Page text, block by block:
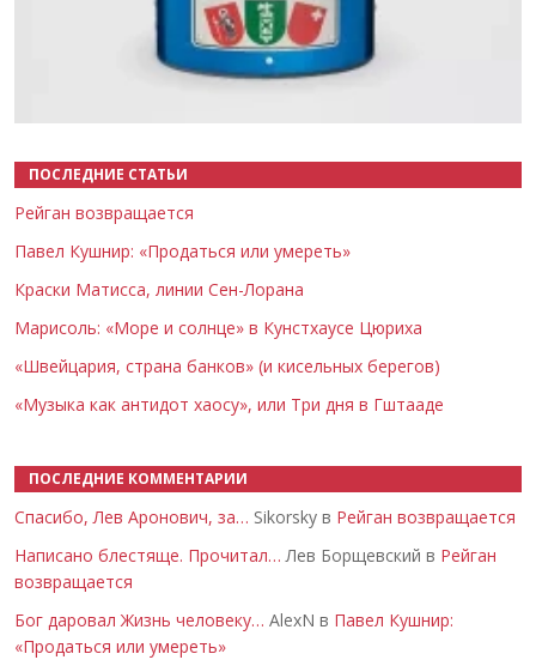
ПОСЛЕДНИЕ СТАТЬИ
Рейган возвращается
Павел Кушнир: «Продаться или умереть»
Краски Матисса, линии Сен-Лорана
Марисоль: «Море и солнце» в Кунстхаусе Цюриха
«Швейцария, страна банков» (и кисельных берегов)
«Музыка как антидот хаосу», или Три дня в Гштааде
ПОСЛЕДНИЕ КОММЕНТАРИИ
Спасибо, Лев Аронович, за… Sikorsky в Рейган возвращается
Написано блестяще. Прочитал… Лев Борщевский в Рейган
возвращается
Бог даровал Жизнь человеку… AlexN в Павел Кушнир:
«Продаться или умереть»